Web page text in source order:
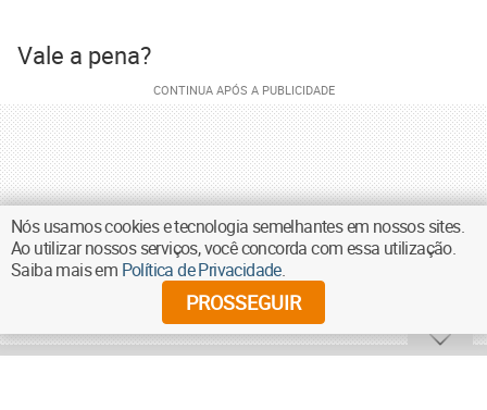
Vale a pena?
Nós usamos cookies e tecnologia semelhantes em nossos sites.
Ao utilizar nossos serviços, você concorda com essa utilização.
Saiba mais em Política de Privacidade.
PROSSEGUIR